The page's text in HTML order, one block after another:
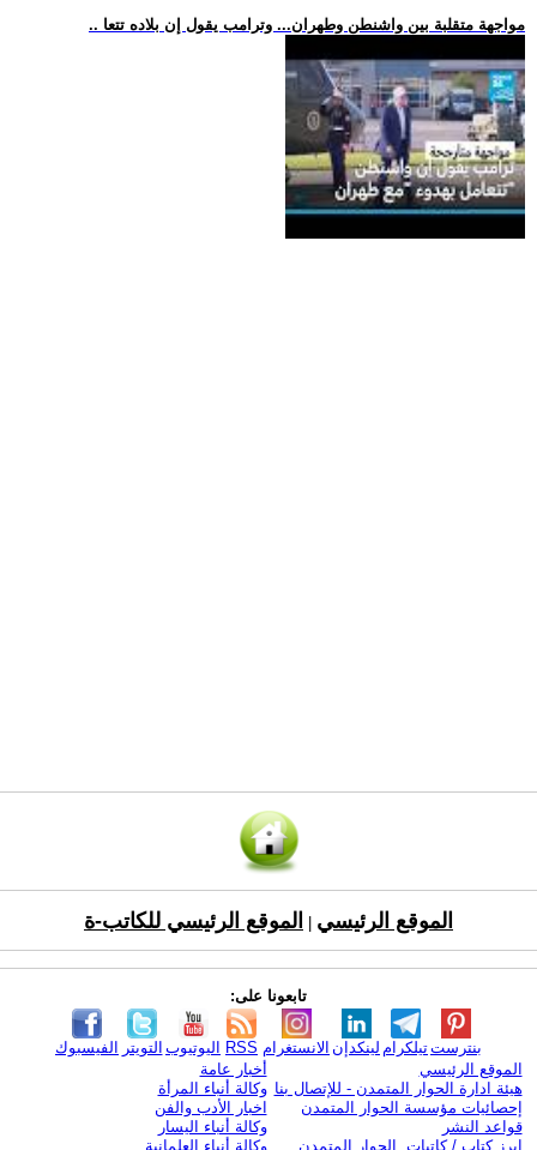
.. مواجهة متقلبة بين واشنطن وطهران... وترامب يقول إن بلاده تتعا
الموقع الرئيسي الموقع الرئيسي للكاتب-ة
تابعونا على:
الفيسبوك التويتر اليوتيوب RSS الانستغرام لينكدإن تيلكرامبنترست
الموقع الرئيسي
هيئة ادارة الحوار المتمدن - للإتصال بنا
إحصائيات مؤسسة الحوار المتمدن
قواعد النشر
ابرز كتاب / كاتبات الحوار المتمدن
أخبار عامة
وكالة أنباء المرأة
اخبار الأدب والفن
وكالة أنباء اليسار
وكالة أنباء العلمانية